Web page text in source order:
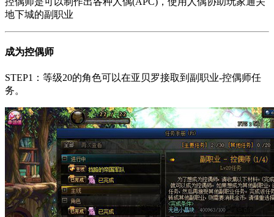
地下城的副职业
成为控偶师
STEP1：等级20的角色可以在亚贝罗接取到副职业-控偶师任
务。